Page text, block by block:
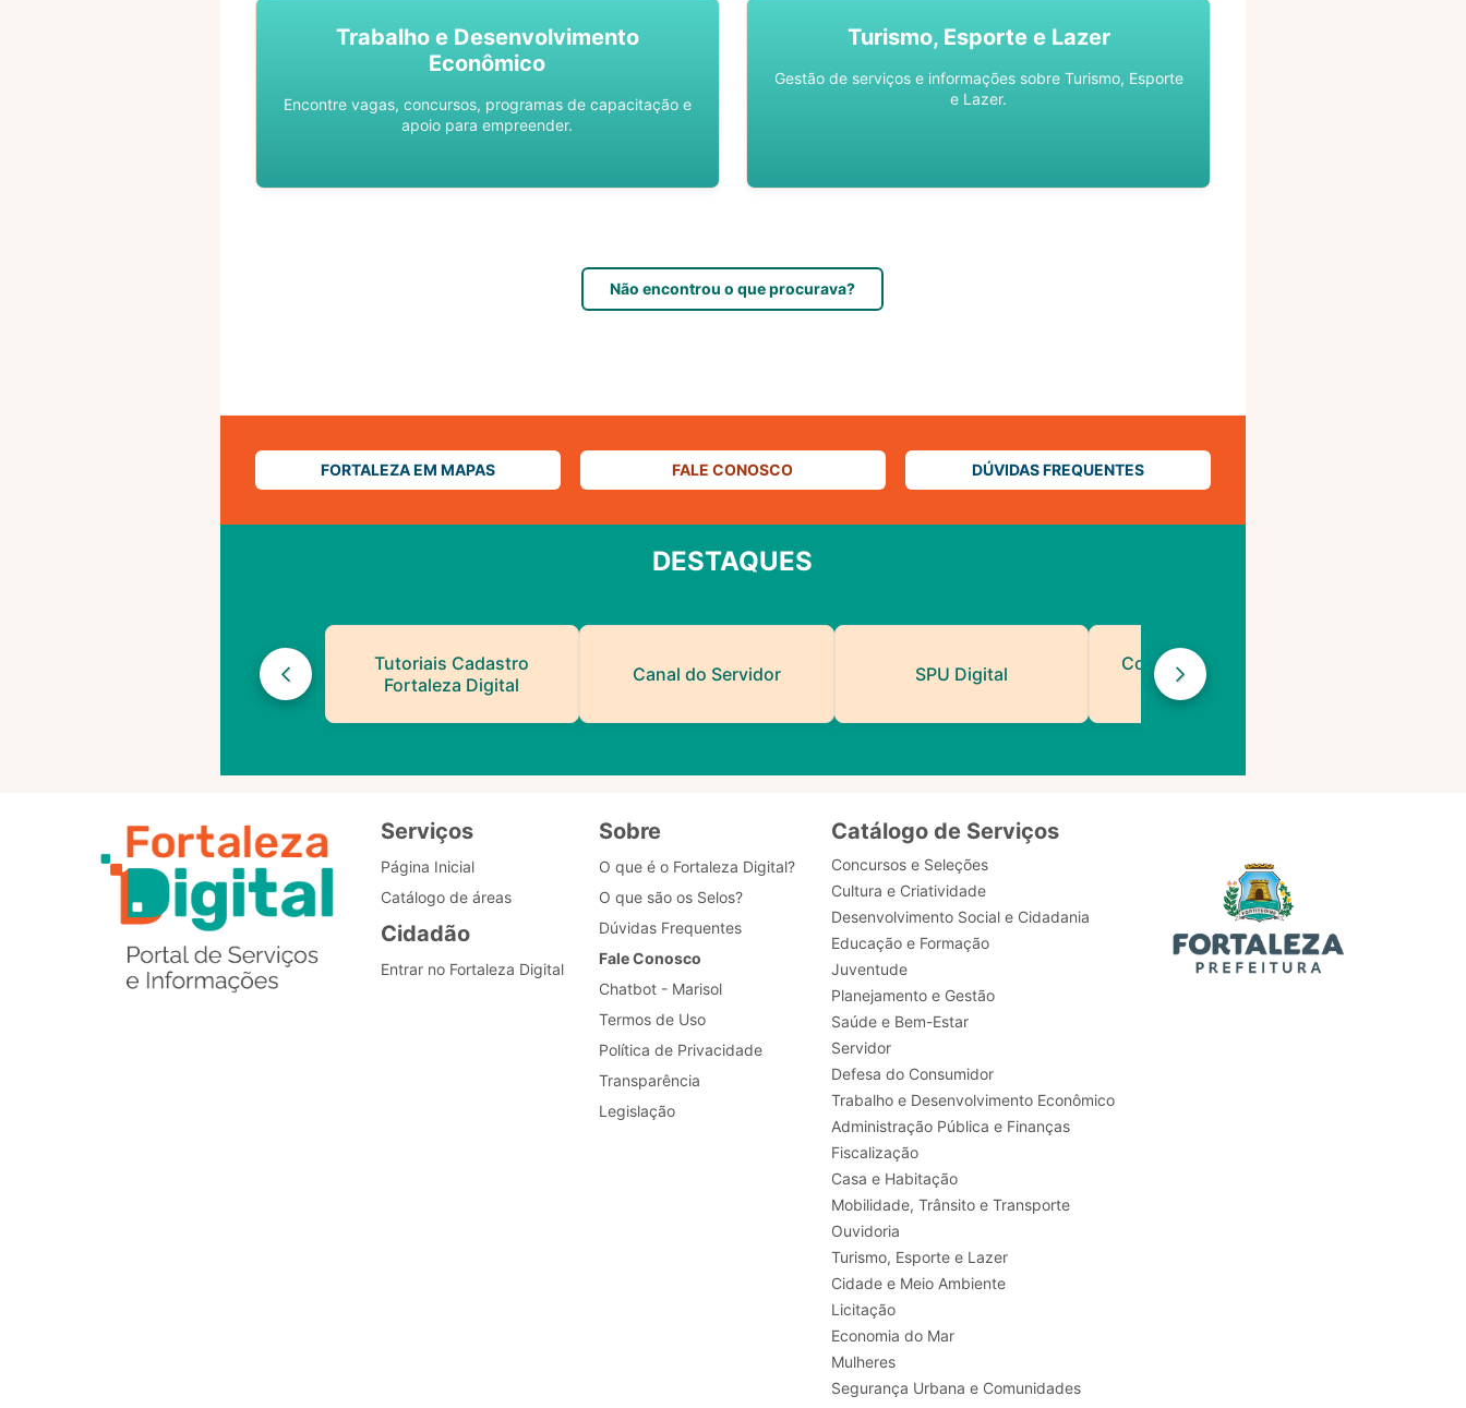
Trabalho e Desenvolvimento
Econômico
Encontre vagas, concursos, programas de capacitação e
apoio para empreender.
Turismo, Esporte e Lazer
Gestão de serviços e informações sobre Turismo, Esporte
e Lazer.
Não encontrou o que procurava?
FORTALEZA EM MAPAS FALE CONOSCO DÚVIDAS FREQUENTES
DESTAQUES
Tutoriais Cadastro
Fortaleza Digital
Canal do Servidor SPU Digital
Contatos de Protocolo
da PMF
Serviços
Página Inicial
Catálogo de áreas
Cidadão
Entrar no Fortaleza Digital
Sobre
O que é o Fortaleza Digital?
O que são os Selos?
Dúvidas Frequentes
Fale Conosco
Chatbot - Marisol
Termos de Uso
Política de Privacidade
Transparência
Legislação
Catálogo de Serviços
Concursos e Seleções
Cultura e Criatividade
Desenvolvimento Social e Cidadania
Educação e Formação
Juventude
Planejamento e Gestão
Saúde e Bem-Estar
Servidor
Defesa do Consumidor
Trabalho e Desenvolvimento Econômico
Administração Pública e Finanças
Fiscalização
Casa e Habitação
Mobilidade, Trânsito e Transporte
Ouvidoria
Turismo, Esporte e Lazer
Cidade e Meio Ambiente
Licitação
Economia do Mar
Mulheres
Segurança Urbana e Comunidades